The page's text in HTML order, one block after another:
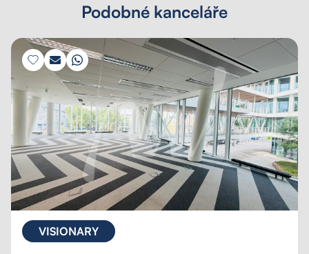
Podobné kanceláře
VISIONARY